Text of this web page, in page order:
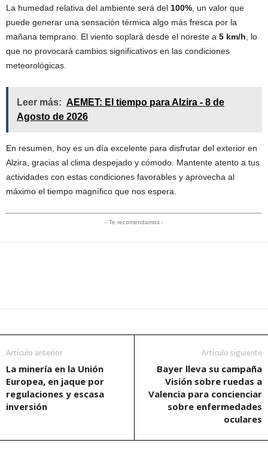
La humedad relativa del ambiente será del 100%, un valor que
puede generar una sensación térmica algo más fresca por la
mañana temprano. El viento soplará desde el noreste a 5 km/h, lo
que no provocará cambios significativos en las condiciones
meteorológicas.
Leer más: AEMET: El tiempo para Alzira - 8 de
Agosto de 2026
En resumen, hoy es un día excelente para disfrutar del exterior en
Alzira, gracias al clima despejado y cómodo. Mantente atento a tus
actividades con estas condiciones favorables y aprovecha al
máximo el tiempo magnífico que nos espera.
- Te recomendamos -
Artículo anterior
La minería en la Unión
Europea, en jaque por
regulaciones y escasa
inversión
Artículo siguiente
Bayer lleva su campaña
Visión sobre ruedas a
Valencia para concienciar
sobre enfermedades
oculares